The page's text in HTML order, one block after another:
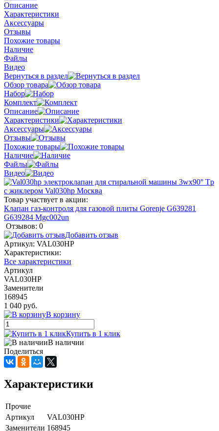
Описание
Характеристики
Аксессуары
Отзывы
Похожие товары
Наличие
Файлы
Видео
Вернуться в раздел
Обзор товара
Набор
Комплект
Описание
Характеристики
Аксессуары
Отзывы
Похожие товары
Наличие
Файлы
Видео
Товар участвует в акции:
Клапан газ-контроля для газовой плиты Gorenje G639281
G639284 Mgc002un
Отзывов: 0
Добавить отзыв
Артикул: VAL030HP
Характеристики:
Все характеристики
Артикул
VAL030HP
Заменители
168945
1 040 руб.
В корзину
Купить в 1 клик
В наличии
Поделиться
Характеристики
Прочие
Артикул
VAL030HP
Заменители 168945